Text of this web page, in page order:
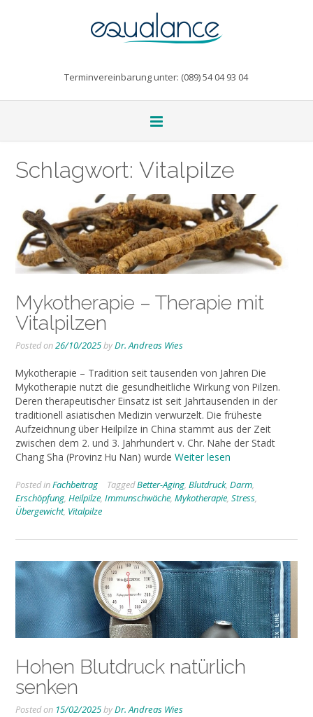
Terminvereinbarung unter: (089) 54 04 93 04
Schlagwort: Vitalpilze
Mykotherapie – Therapie mit
Vitalpilzen
Posted on26/10/2025byDr. Andreas Wies
Mykotherapie – Tradition seit tausenden von Jahren Die
Mykotherapie nutzt die gesundheitliche Wirkung von Pilzen.
Deren therapeutischer Einsatz ist seit Jahrtausenden in der
traditionell asiatischen Medizin verwurzelt. Die früheste
Aufzeichnung über Heilpilze in China stammt aus der Zeit
zwischen dem 2. und 3. Jahrhundert v. Chr. Nahe der Stadt
Chang Sha (Provinz Hu Nan) wurde Weiter lesen
Posted inFachbeitrag TaggedBetter-Aging, Blutdruck, Darm,
Erschöpfung, Heilpilze, Immunschwäche, Mykotherapie, Stress,
Übergewicht, Vitalpilze
Hohen Blutdruck natürlich
senken
Posted on 15/02/2025byDr. Andreas Wies